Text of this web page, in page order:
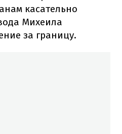
касательно
Михеила
за границу.